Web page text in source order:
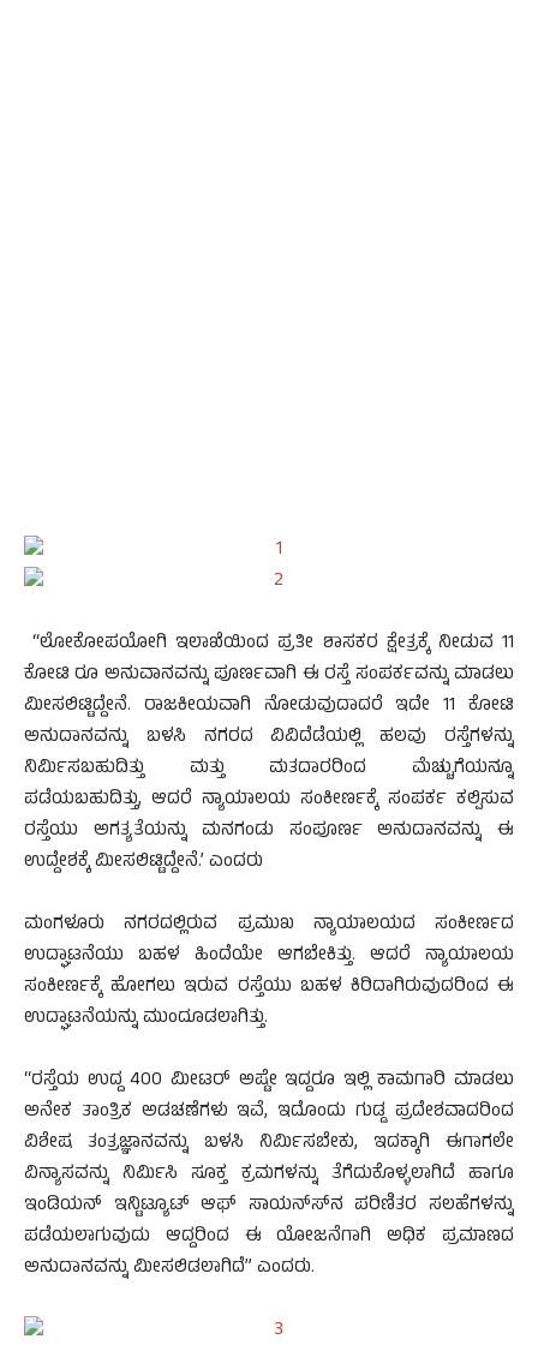
“ಲೋಕೋಪಯೋಗಿ ಇಲಾಖೆಯಿಂದ ಪ್ರತೀ ಶಾಸಕರ ಕ್ಷೇತ್ರಕ್ಕೆ ನೀಡುವ 11
ಕೋಟಿ ರೂ ಅನುವಾನವನ್ನು ಪೂರ್ಣವಾಗಿ ಈ ರಸ್ತೆ ಸಂಪರ್ಕವನ್ನು ಮಾಡಲು
ಮೀಸಲಿಟ್ಟಿದ್ದೇನೆ. ರಾಜಕೀಯವಾಗಿ ನೋಡುವುದಾದರೆ ಇದೇ 11 ಕೋಟಿ
ಅನುದಾನವನ್ನು ಬಳಸಿ ನಗರದ ವಿವಿದೆಡೆಯಲ್ಲಿ ಹಲವು ರಸ್ತೆಗಳನ್ನು
ನಿರ್ಮಿಸಬಹುದಿತ್ತು ಮತ್ತು ಮತದಾರರಿಂದ ಮೆಚ್ಚುಗೆಯನ್ನೂ
ಪಡೆಯಬಹುದಿತ್ತು, ಆದರೆ ನ್ಯಾಯಾಲಯ ಸಂಕೀರ್ಣಕ್ಕೆ ಸಂಪರ್ಕ ಕಲ್ಪಿಸುವ
ರಸ್ತೆಯು ಅಗತ್ಯತೆಯನ್ನು ಮನಗಂಡು ಸಂಪೂರ್ಣ ಅನುದಾನವನ್ನು ಈ
ಉದ್ದೇಶಕ್ಕೆ ಮೀಸಲಿಟ್ಟಿದ್ದೇನೆ.’ ಎಂದರು
ಮಂಗಳೂರು ನಗರದಲ್ಲಿರುವ ಪ್ರಮುಖ ನ್ಯಾಯಾಲಯದ ಸಂಕೀರ್ಣದ
ಉದ್ಘಾಟನೆಯು ಬಹಳ ಹಿಂದೆಯೇ ಆಗಬೇಕಿತ್ತು. ಆದರೆ ನ್ಯಾಯಾಲಯ
ಸಂಕೀರ್ಣಕ್ಕೆ ಹೋಗಲು ಇರುವ ರಸ್ತೆಯು ಬಹಳ ಕಿರಿದಾಗಿರುವುದರಿಂದ ಈ
ಉದ್ಘಾಟನೆಯನ್ನು ಮುಂದೂಡಲಾಗಿತ್ತು.
“ರಸ್ತೆಯ ಉದ್ದ 400 ಮೀಟರ್ ಅಷ್ಟೇ ಇದ್ದರೂ ಇಲ್ಲಿ ಕಾಮಗಾರಿ ಮಾಡಲು
ಅನೇಕ ತಾಂತ್ರಿಕ ಅಡಚಣೆಗಳು ಇವೆ, ಇದೊಂದು ಗುಡ್ಡ ಪ್ರದೇಶವಾದರಿಂದ
ವಿಶೇಷ ತಂತ್ರಜ್ಞಾನವನ್ನು ಬಳಸಿ ನಿರ್ಮಿಸಬೇಕು, ಇದಕ್ಕಾಗಿ ಈಗಾಗಲೇ
ವಿನ್ಯಾಸವನ್ನು ನಿರ್ಮಿಸಿ ಸೂಕ್ತ ಕ್ರಮಗಳನ್ನು ತೆಗೆದುಕೊಳ್ಳಲಾಗಿದೆ ಹಾಗೂ
ಇಂಡಿಯನ್ ಇನ್ಟಿಟ್ಯೂಟ್ ಆಫ್ ಸಾಯನ್ಸ್‍ನ ಪರಿಣಿತರ ಸಲಹೆಗಳನ್ನು
ಪಡೆಯಲಾಗುವುದು ಆದ್ದರಿಂದ ಈ ಯೋಜನೆಗಾಗಿ ಅಧಿಕ ಪ್ರಮಾಣದ
ಅನುದಾನವನ್ನು ಮೀಸಲಿಡಲಾಗಿದೆ” ಎಂದರು.